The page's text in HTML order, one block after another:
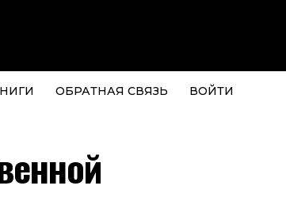
ОБРАТНАЯ СВЯЗЬ ВОЙТИ